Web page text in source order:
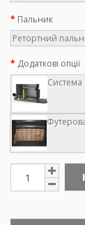
Пальник
Ретортний
Додаткові опції
Система